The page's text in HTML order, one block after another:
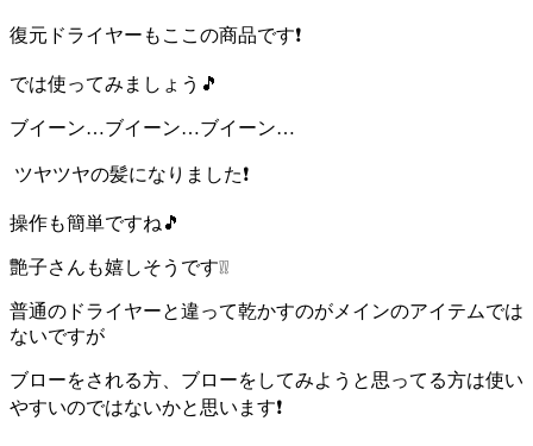
復元ドライヤーもここの商品です❗
では使ってみましょう🎵
ブイーン…ブイーン…ブイーン…
ツヤツヤの髪になりました❗
操作も簡単ですね🎵
艶子さんも嬉しそうです❕❕
普通のドライヤーと違って乾かすのがメインのアイテムでは
ないですが
ブローをされる方、ブローをしてみようと思ってる方は使い
やすいのではないかと思います❗